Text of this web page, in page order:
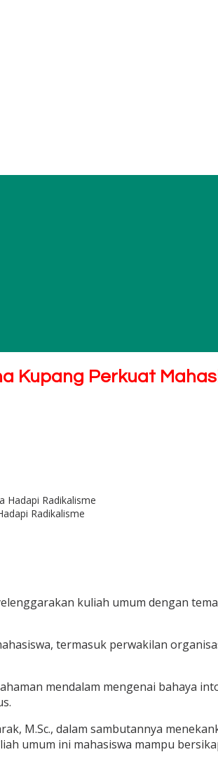
Kupang Perkuat
Radikalisme
kuliah umum dengan
termasuk perwakilan
mendalam mengenai bahaya
M.Sc., dalam sambutannya
umum ini mahasiswa mampu